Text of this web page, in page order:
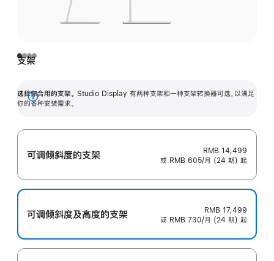
支架
选择你合用的支架。 Studio Display 有两种支架和一种支架转换器可选，以满足
你的各种安装需求。
展
可调倾斜度的支架
RMB 14,499
或 RMB 605/月 (24 期) 起
可调倾斜度及高‍度的支‍架
RMB 17,499
或 RMB 730/月 (24 期) 起